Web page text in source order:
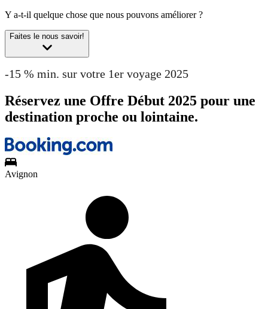
Y a-t-il quelque chose que nous pouvons améliorer ?
Faites le nous savoir!
-15 % min. sur votre 1er voyage 2025
Réservez une Offre Début 2025 pour une
destination proche ou lointaine.
Avignon